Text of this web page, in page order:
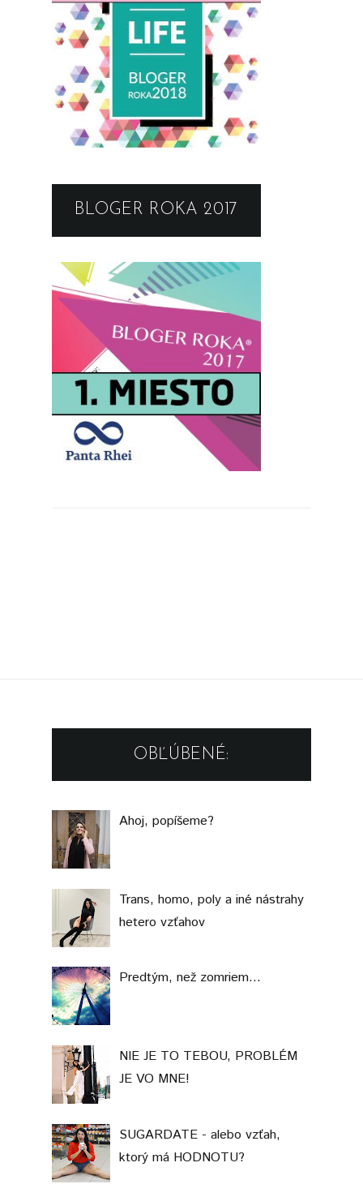
BLOGER ROKA 2017
OBĽÚBENÉ:
Ahoj, popíšeme?
Trans, homo, poly a iné nástrahy
hetero vzťahov
Predtým, než zomriem...
NIE JE TO TEBOU, PROBLÉM
JE VO MNE!
SUGARDATE - alebo vzťah,
ktorý má HODNOTU?